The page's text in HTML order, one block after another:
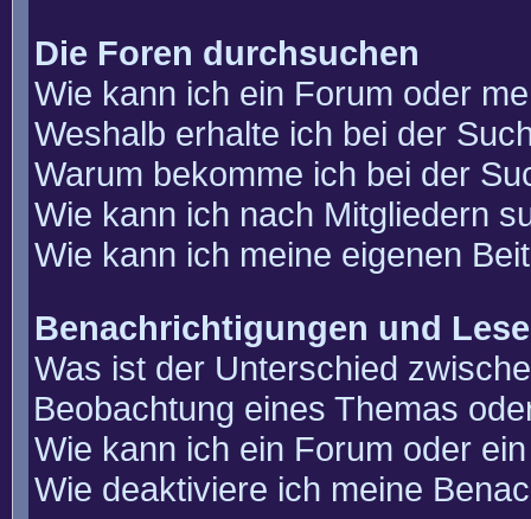
Die Foren durchsuchen
Wie kann ich ein Forum oder
Weshalb erhalte ich bei der
Warum bekomme ich bei der
Wie kann ich nach Mitgliedern
Wie kann ich meine eigenen
Benachrichtigungen und
Was ist der Unterschied
Beobachtung eines Themas
Wie kann ich ein Forum oder
Wie deaktiviere ich meine